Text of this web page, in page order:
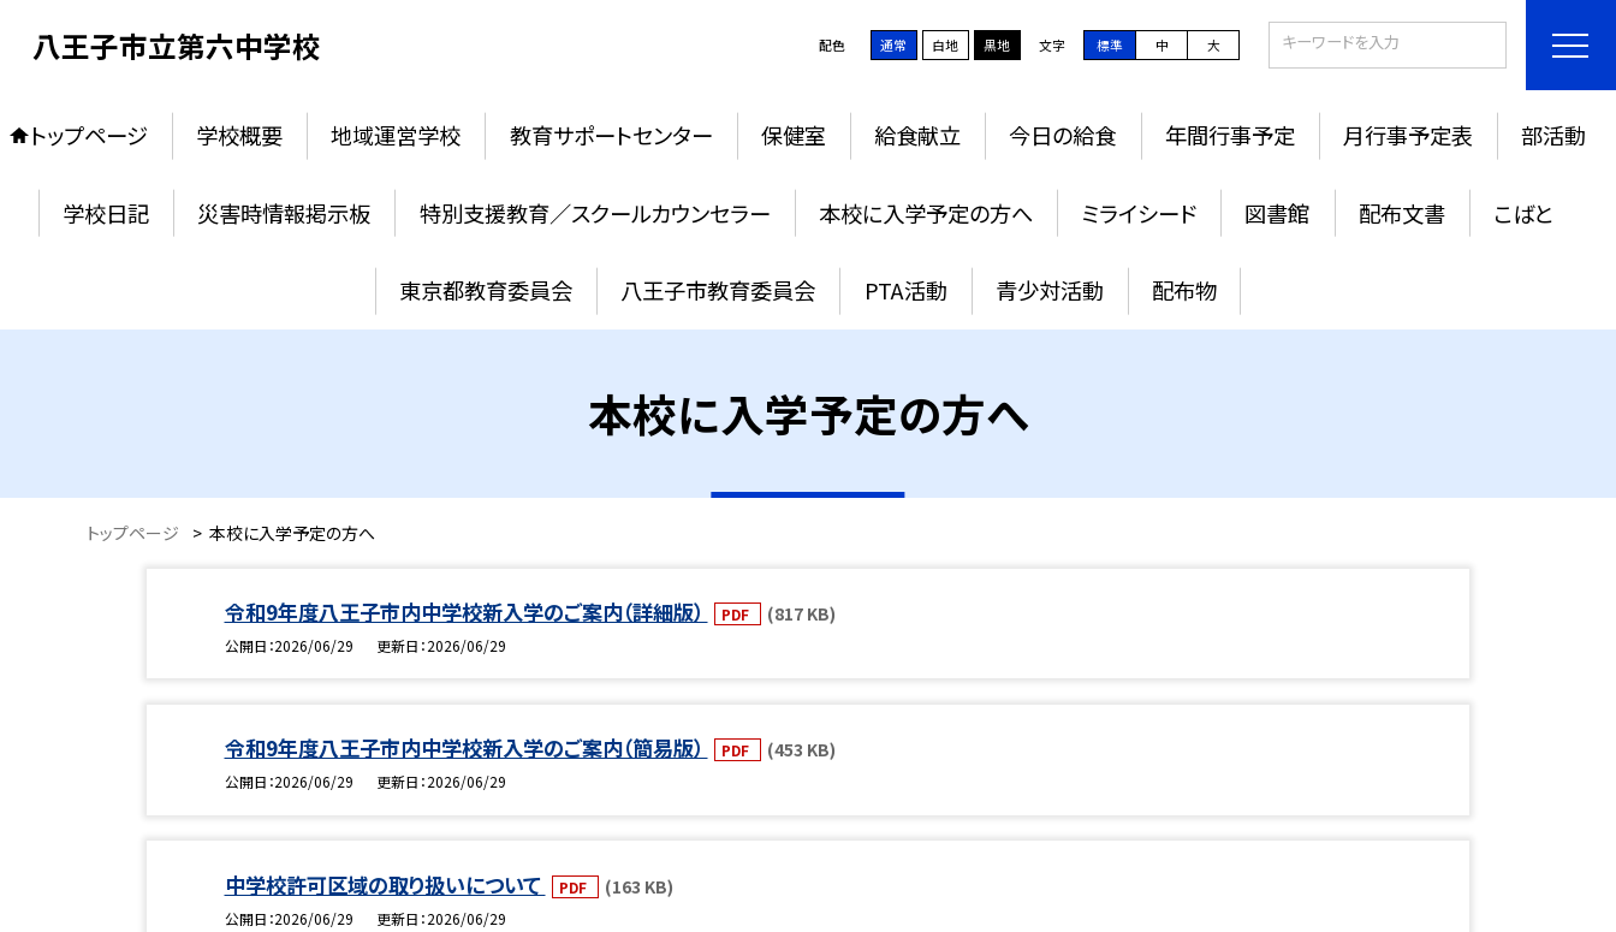
八王子市立第六中学校 配色 通常 白地 黒地 文字 標準 中 大
トップページ 学校概要 地域運営学校 教育サポートセンター 保健室 給食献立 今日の給食 年間行事予定 月行事予定表 部活動
学校日記 災害時情報掲示板 特別支援教育／スクールカウンセラー 本校に入学予定の方へ ミライシード 図書館 配布文書 こばと
東京都教育委員会 八王子市教育委員会 PTA活動 青少対活動 配布物
本校に入学予定の方へ
トップページ > 本校に入学予定の方へ
令和9年度八王子市内中学校新入学のご案内（詳細版） PDF (817 KB)
公開日 2026/06/29 更新日 2026/06/29
令和9年度八王子市内中学校新入学のご案内（簡易版） PDF (453 KB)
公開日 2026/06/29 更新日 2026/06/29
中学校許可区域の取り扱いについて PDF (163 KB)
公開日 2026/06/29 更新日 2026/06/29